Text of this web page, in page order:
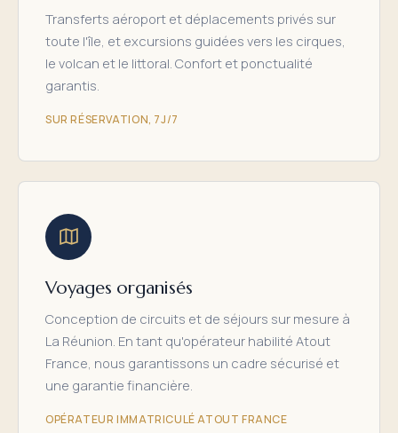
Transferts aéroport et déplacements privés sur
toute l'île, et excursions guidées vers les cirques,
le volcan et le littoral. Confort et ponctualité
garantis.
SUR RÉSERVATION, 7J/7
Voyages organisés
Conception de circuits et de séjours sur mesure à
La Réunion. En tant qu'opérateur habilité Atout
France, nous garantissons un cadre sécurisé et
une garantie financière.
OPÉRATEUR IMMATRICULÉ ATOUT FRANCE